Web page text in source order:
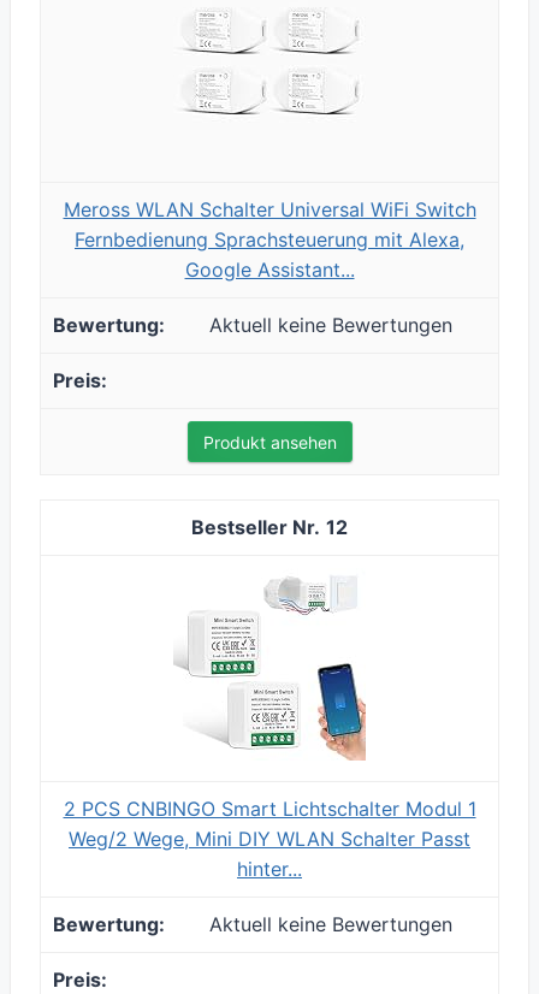
Meross WLAN Schalter Universal WiFi Switch
Fernbedienung Sprachsteuerung mit Alexa,
Google Assistant...
Aktuell keine Bewertungen
Produkt ansehen
12
2 PCS CNBINGO Smart Lichtschalter Modul 1
Weg/2 Wege, Mini DIY WLAN Schalter Passt
hinter...
Aktuell keine Bewertungen